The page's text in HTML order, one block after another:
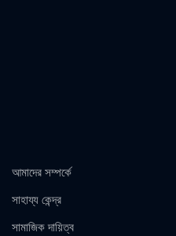
আমাদের সম্পর্কে
সাহায্য কেন্দ্র
সামাজিক দায়িত্ব